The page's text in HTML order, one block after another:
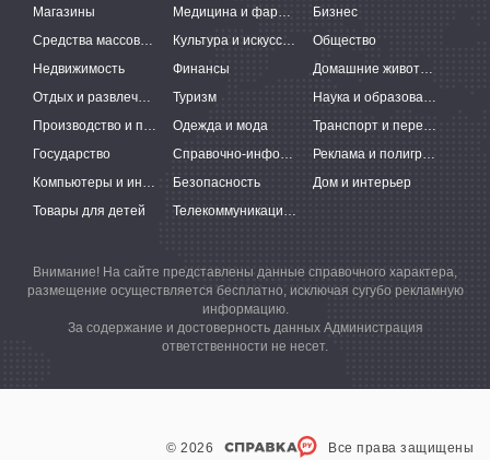
Магазины
Медицина и фармацевтика
Бизнес
Средства массовой информации
Культура и искусство
Общество
Недвижимость
Финансы
Домашние животные
Отдых и развлечения
Туризм
Наука и образование
Производство и поставки
Одежда и мода
Транспорт и перевозки
Государство
Справочно-информационные системы
Реклама и полиграфия
Компьютеры и интернет
Безопасность
Дом и интерьер
Товары для детей
Телекоммуникации и связь
Внимание! На сайте представлены данные справочного характера,
размещение осуществляется бесплатно, исключая сугубо рекламную
информацию.
За содержание и достоверность данных Администрация
ответственности не несет.
© 2026 Все права защищены